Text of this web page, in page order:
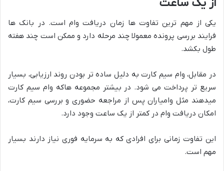
یکی از مهم ترین تفاوت ها زمان دریافت وام است. در بانک ها
فرایند بررسی پرونده معمولا چند مرحله دارد و ممکن است چند هفته
طول بکشد.
در مقابل، وام سیم کارت به دلیل ساده تر بودن روند ارزیابی، بسیار
سریع تر پرداخت می شود. در بیشتر مجموعه هاکه وام سیم کارت
میدهند مثل وامیاران پس از مراجعه حضوری و بررسی سیم کارت،
امکان دریافت وام در کمتر از یک ساعت وجود دارد.
این تفاوت زمانی برای افرادی که به سرمایه فوری نیاز دارند بسیار
مهم است.